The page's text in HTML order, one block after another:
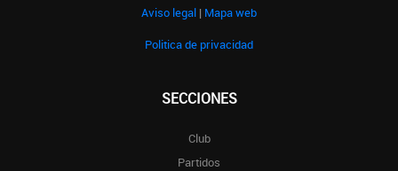
Aviso legal | Mapa web
Politica de privacidad
SECCIONES
Club
Partidos